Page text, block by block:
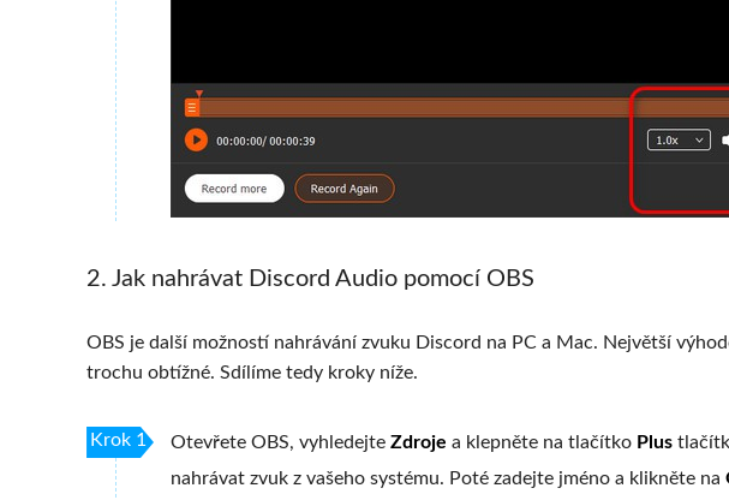
2. Jak nahrávat Discord Audio pomocí OBS
OBS je další možností nahrávání zvuku Discord na PC a Mac. Největší
trochu obtížné. Sdílíme tedy kroky níže.
Krok 1 Otevřete OBS, vyhledejte Zdroje a klepněte na tlačítko Plus
nahrávat zvuk z vašeho systému. Poté zadejte jméno a klikněte na